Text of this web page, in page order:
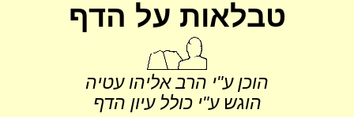
טבלאות על הדף
הוכן ע"י הרב אליהו עטיה
הוגש ע"י כולל עיון הדף